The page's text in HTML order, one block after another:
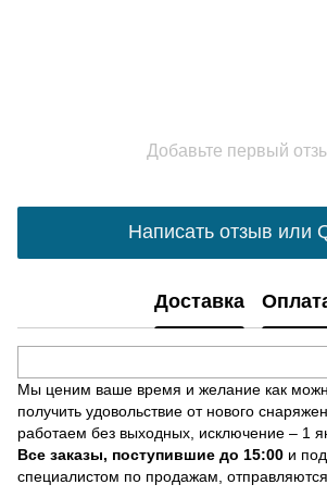
Добавьте первый
Написать отзыв или
Доставка
Мы ценим ваше время и желание как
получить удовольствие от нового
работаем без выходных, исключение – 1
Все заказы, поступившие до 15:00 и
специалистом по продажам, отправляются